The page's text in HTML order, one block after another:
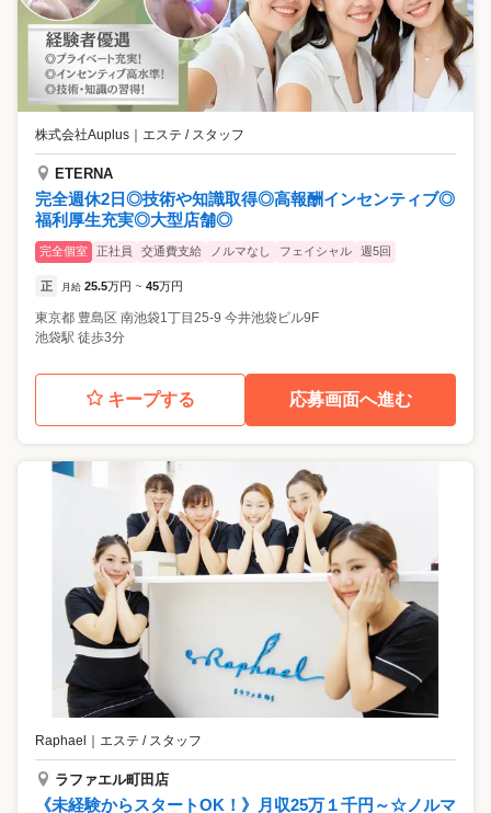
株式会社Auplus ｜ エステ / スタッフ
ETERNA
完全週休2日◎技術や知識取得◎高報酬インセンティブ◎
福利厚生充実◎大型店舗◎
完全個室 正社員 交通費支給 ノルマなし フェイシャル 週5回
正 月給 25.5万円 ~ 45万円
東京都 豊島区 南池袋1丁目25-9 今井池袋ビル9F
池袋駅 徒歩3分
キープする 応募画面へ進む
Raphael エステ / スタッフ
ラファエル町田店
《未経験からスタートOK！》月収25万１千円～☆ノルマ